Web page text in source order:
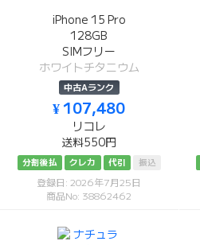
iPhone 15 Pro
128GB
SIMフリー
ホワイトチタニウム
中古Aランク
¥ 107,480
リコレ
送料550円
分割後払 クレカ 代引 振込
登録日: 2026年7月25日
商品No: 38862462